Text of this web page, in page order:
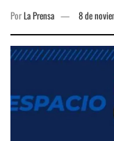
PorLa Prensa 8 de